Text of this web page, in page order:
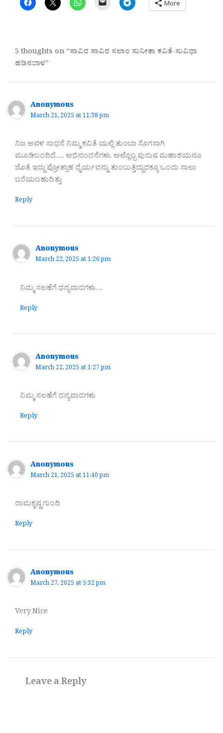
More
5 thoughts on “ಸಾವಿರ ಸಾವಿರ ಸಲಾಂ ಸುನೀತಾ ಕವಿತೆ-ಸುವಿಧಾ
ಹಡಿನಬಾಳ”
Anonymous
March 21, 2025 at 11:38 pm
ನಿಜ ಅವಳ ಸಾಧನೆ ನಿಮ್ಮ ಕವಿತೆ ಯಲ್ಲಿ ತುಂಬಾ ಸೊಗಸಾಗಿ
ಮೂಡಿಬಂದಿದೆ….. ಅಭಿನಂದನೆಗಳು. ಅಲ್ಲೊಬ್ಬ ಪುರುಷ ಮಹಾಶಯನೂ
ಜೊತೆ ಇದ್ದು ಪ್ರೋತ್ಸಾಹ ಧೈರ್ಯವನ್ನು ತುಂಬುತ್ತಿದ್ದುದಕ್ಕೂ ಒಂದು ಸಾಲು
ಬರೆಯಬಹುದಿತ್ತು
Reply
Anonymous
March 22, 2025 at 1:26 pm
ನಿಮ್ಮ ಸಲಹೆಗೆ ಧನ್ಯವಾದಗಳು….
Reply
Anonymous
March 22, 2025 at 1:27 pm
ನಿಮ್ಮ ಸಲಹೆಗೆ ಧನ್ಯವಾದಗಳು
Reply
Anonymous
March 21, 2025 at 11:40 pm
ರಾಮಕೃಷ್ಣ ಗುಂದಿ
Reply
Anonymous
March 27, 2025 at 5:32 pm
Very Nice
Reply
Leave a Reply